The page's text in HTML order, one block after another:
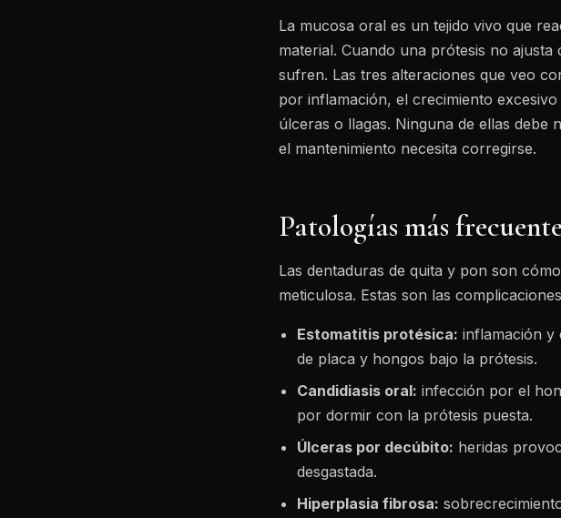
La mucosa oral es un tejido vivo que
material. Cuando una prótesis no
sufren. Las tres alteraciones que veo
por inflamación, el crecimiento
úlceras o llagas. Ninguna de ellas debe
el mantenimiento necesita corregirse.
Patologías más
Las dentaduras de quita y pon son
meticulosa. Estas son las
Estomatitis protésica: inflamación y
de placa y hongos bajo la prótesis.
Candidiasis oral: infección por el
por dormir con la prótesis puesta.
Úlceras por decúbito: heridas
desgastada.
Hiperplasia fibrosa: